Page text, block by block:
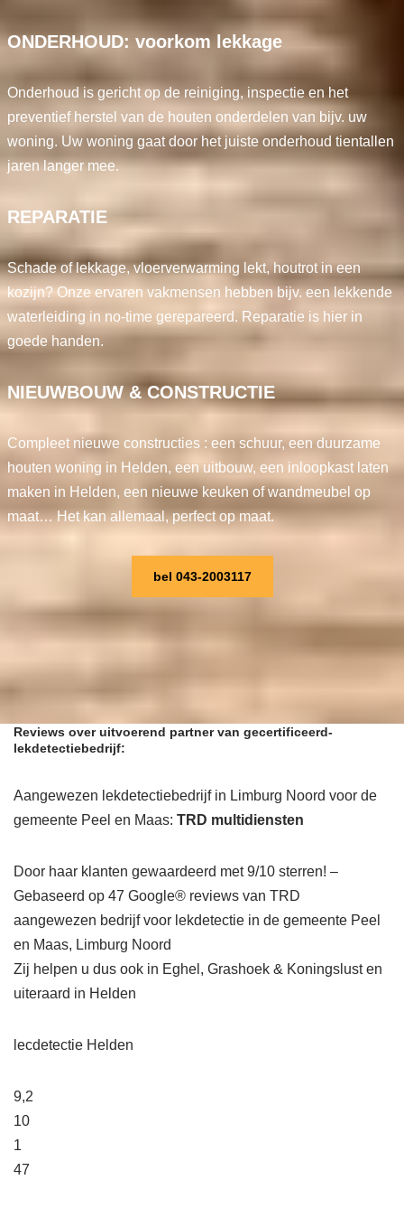
ONDERHOUD: voorkom lekkage
Onderhoud is gericht op de reiniging, inspectie en het
preventief herstel van de houten onderdelen van bijv. uw
woning. Uw woning gaat door het juiste onderhoud tientallen
jaren langer mee.
REPARATIE
Schade of lekkage, vloerverwarming lekt, houtrot in een
kozijn? Onze ervaren vakmensen hebben bijv. een lekkende
waterleiding in no-time gerepareerd. Reparatie is hier in
goede handen.
NIEUWBOUW & CONSTRUCTIE
Compleet nieuwe constructies : een schuur, een duurzame
houten woning in Helden, een uitbouw, een inloopkast laten
maken in Helden, een nieuwe keuken of wandmeubel op
maat… Het kan allemaal, perfect op maat.
bel 043-2003117
Reviews over uitvoerend partner van gecertificeerd-
lekdetectiebedrijf:
Aangewezen lekdetectiebedrijf in Limburg Noord voor de
gemeente Peel en Maas: TRD multidiensten
Door haar klanten gewaardeerd met 9/10 sterren! –
Gebaseerd op 47 Google® reviews van TRD
aangewezen bedrijf voor lekdetectie in de gemeente Peel
en Maas, Limburg Noord
Zij helpen u dus ook in Eghel, Grashoek & Koningslust en
uiteraard in Helden
lecdetectie Helden
9,2
10
1
47